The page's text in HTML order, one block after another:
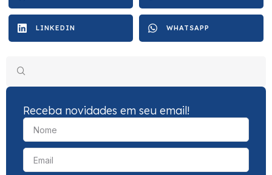
LINKEDIN WHATSAPP
Receba novidades em seu email!